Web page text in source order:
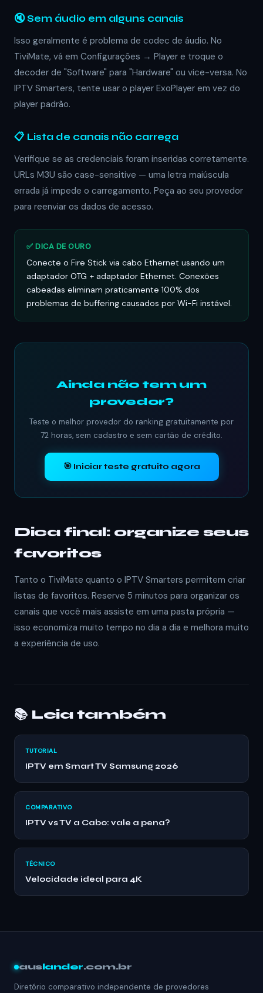
🔇 Sem áudio em alguns canais
Isso geralmente é problema de codec de áudio. No
TiviMate, vá em Configurações → Player e troque o
decoder de "Software" para "Hardware" ou vice-versa. No
IPTV Smarters, tente usar o player ExoPlayer em vez do
player padrão.
📋 Lista de canais não carrega
Verifique se as credenciais foram inseridas corretamente.
URLs M3U são case-sensitive — uma letra maiúscula
errada já impede o carregamento. Peça ao seu provedor
para reenviar os dados de acesso.
✅ DICA DE OURO
Conecte o Fire Stick via cabo Ethernet usando um
adaptador OTG + adaptador Ethernet. Conexões
cabeadas eliminam praticamente 100% dos
problemas de buffering causados por Wi-Fi instável.
Ainda não tem um
provedor?
Teste o melhor provedor do ranking gratuitamente por
72 horas, sem cadastro e sem cartão de crédito.
🎯 Iniciar teste gratuito agora
Dica final: organize seus
favoritos
Tanto o TiviMate quanto o IPTV Smarters permitem criar
listas de favoritos. Reserve 5 minutos para organizar os
canais que você mais assiste em uma pasta própria —
isso economiza muito tempo no dia a dia e melhora muito
a experiência de uso.
📚 Leia também
TUTORIAL
IPTV em Smart TV Samsung 2026
COMPARATIVO
IPTV vs TV a Cabo: vale a pena?
TÉCNICO
Velocidade ideal para 4K
auslander.com.br
Diretório comparativo independente de provedores